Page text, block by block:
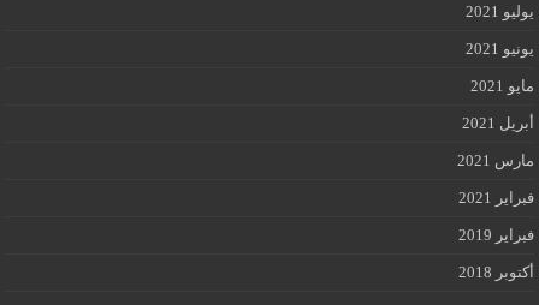
يوليو 2021
يونيو 2021
مايو 2021
أبريل 2021
مارس 2021
فبراير 2021
فبراير 2019
أكتوبر 2018